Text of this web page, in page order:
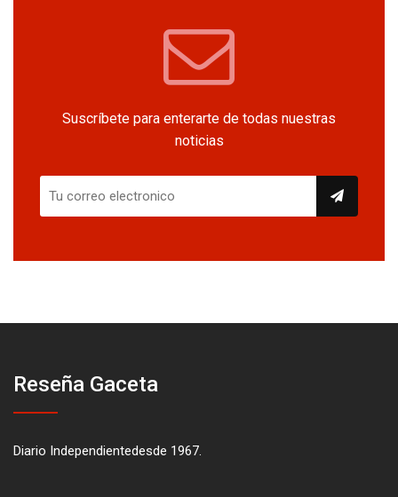
Suscríbete para enterarte de todas nuestras
noticias
Reseña Gaceta
Diario Independientedesde 1967.